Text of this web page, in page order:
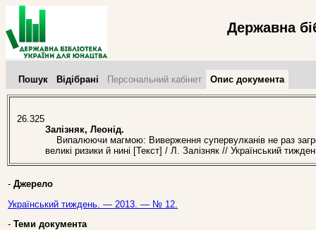
Державна
Пошук Відібрані Персональний кабінет Опис документа
26.325
Залізняк, Леонід.
Випалюючи магмою: Виверження супервулканів не раз
великі ризики й нині [Текст] / Л. Залізняк // Український
- Джерело
Український тиждень. — 2013. — № 12.
- Теми документа